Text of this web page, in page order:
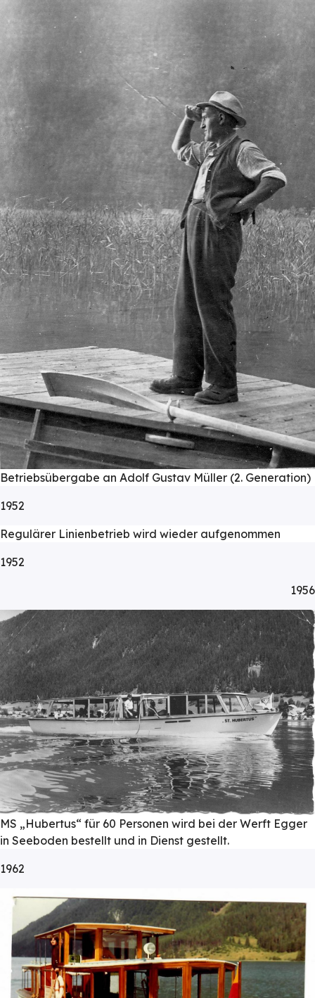
Betriebsübergabe an Adolf Gustav Müller (2. Generation)
1952
Regulärer Linienbetrieb wird wieder aufgenommen
1952
1956
MS „Hubertus“ für 60 Personen wird bei der Werft Egger
in Seeboden bestellt und in Dienst gestellt.
1962